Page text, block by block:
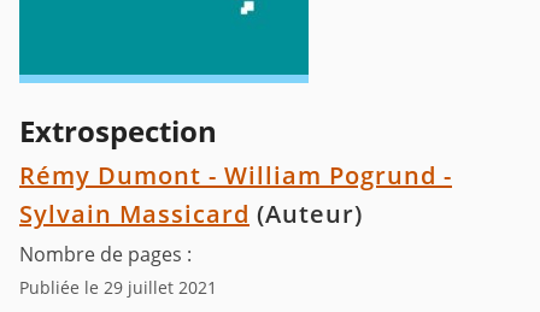
Extrospection
Rémy Dumont - William Pogrund -
Sylvain Massicard (Auteur)
Nombre de pages :
Publiée le 29 juillet 2021